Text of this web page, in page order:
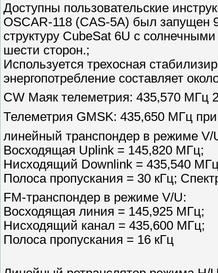
Доступны пользовательские
OSCAR-118 (CAS-5A) был запущен
структуру CubeSat 6U с
шести сторон.;
Используется трехосная
энергопотребление составляет
CW Маяк телеметрия: 435,570 МГц
Телеметрия GMSK: 435,650 МГц
линейный транспондер в режиме V/
Восходящая Uplink = 145,820 МГц;
Нисходящий Downlink = 435,540
Полоса пропускания = 30 кГц;
FM-транспондер в режиме V/U:
Восходящая линия = 145,925 МГц;
Нисходящий канал = 435,600 МГц;
Полоса пропускания = 16 кГц